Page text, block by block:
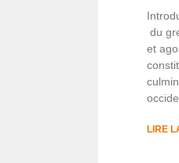
du
et
LIRE